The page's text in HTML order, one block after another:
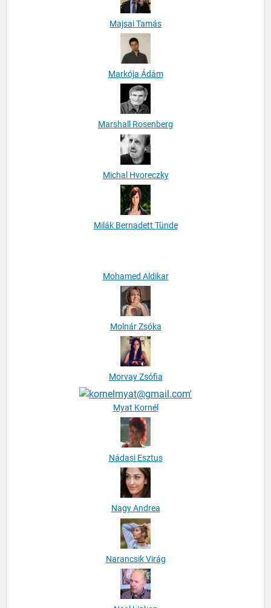
Majsai Tamás
Markója Ádám
Marshall Rosenberg
Michal Hvoreczky
Mohamed Aldikar
Molnár Zsóka
Morvay Zsófia
Myat Kornél
Nádasi Esztus
Nagy Andrea
Narancsik Virág